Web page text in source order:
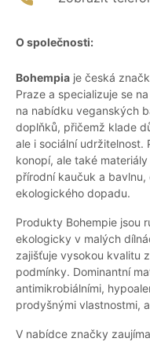
O společnosti:
Bohempia je česká
Praze a specializuje se
na nabídku veganských
doplňků, přičemž klade
ale i sociální udržitelnost.
konopí, ale také
přírodní kaučuk a
ekologického dopadu.
Produkty Bohempie jsou
ekologicky v malých
zajišťuje vysokou kvalitu
podmínky. Dominantní
antimikrobiálními,
prodyšnými vlastnostmi,
V nabídce značky